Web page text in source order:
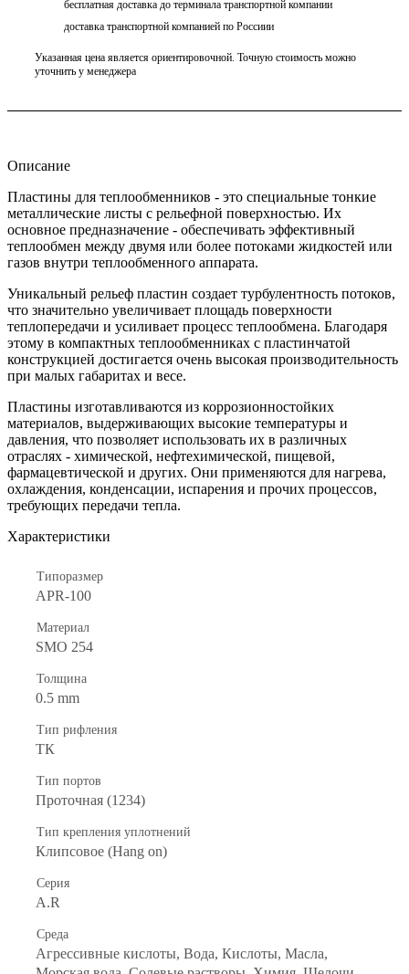
бесплатная доставка до терминала транспортной компании
доставка транспортной компанией по Россиии
Указанная цена является ориентировочной. Точную стоимость можно
уточнить у менеджера
Описание
Пластины для теплообменников - это специальные тонкие
металлические листы с рельефной поверхностью. Их
основное предназначение - обеспечивать эффективный
теплообмен между двумя или более потоками жидкостей или
газов внутри теплообменного аппарата.
Уникальный рельеф пластин создает турбулентность потоков,
что значительно увеличивает площадь поверхности
теплопередачи и усиливает процесс теплообмена. Благодаря
этому в компактных теплообменниках с пластинчатой
конструкцией достигается очень высокая производительность
при малых габаритах и весе.
Пластины изготавливаются из коррозионностойких
материалов, выдерживающих высокие температуры и
давления, что позволяет использовать их в различных
отраслях - химической, нефтехимической, пищевой,
фармацевтической и других. Они применяются для нагрева,
охлаждения, конденсации, испарения и прочих процессов,
требующих передачи тепла.
Характеристики
Типоразмер
APR-100
Материал
SMO 254
Толщина
0.5 mm
Тип рифления
ТК
Тип портов
Проточная (1234)
Тип крепления уплотнений
Клипсовое (Hang on)
Серия
A.R
Среда
Агрессивные кислоты, Вода, Кислоты, Масла,